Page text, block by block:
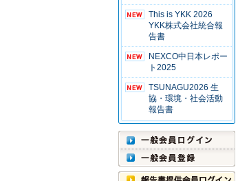
This is YKK 2026
YKK株式会社統合報
告書
NEXCO中日本レポー
ト2025
TSUNAGU2026 生
協・環境・社会活動
報告書